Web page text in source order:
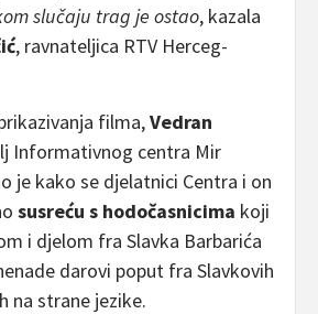
slučaju trag je ostao, kazala
, ravnateljica RTV Herceg-
filma,Vedran
Informativnog centra Mir
je kako se djelatnici Centra i on
susreću s hodočasnicima koji
i djelom fra Slavka Barbarića
darovi poput fra Slavkovih
na strane jezike.